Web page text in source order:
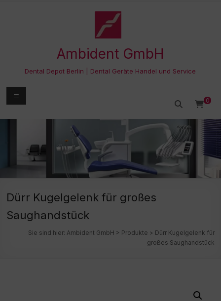
Ambident GmbH
Dental Depot Berlin | Dental Geräte Handel und Service
0
Menü
Dürr Kugelgelenk für großes
Saughandstück
Sie sind hier: Ambident GmbH > Produkte > Dürr Kugelgelenk für
großes Saughandstück